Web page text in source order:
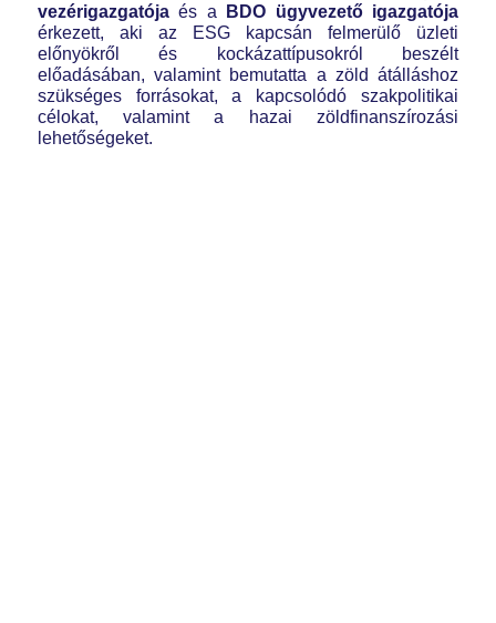
vezérigazgatójaés a
BDO ügyvezető igazgatója
érkezett, aki az ESG kapcsán felmerülő üzleti
előnyökről és kockázattípusokról beszélt
előadásában, valamint bemutatta a zöld átálláshoz
szükséges forrásokat, a kapcsolódó szakpolitikai
célokat, valamint a hazai zöldfinanszírozási
lehetőségeket.